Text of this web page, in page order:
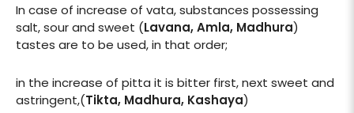
In case of increase of vata, substances possessing
salt, sour and sweet (Lavana, Amla, Madhura)
tastes are to be used, in that order;
in the increase of pitta it is bitter first, next sweet and
astringent,(Tikta, Madhura, Kashaya)